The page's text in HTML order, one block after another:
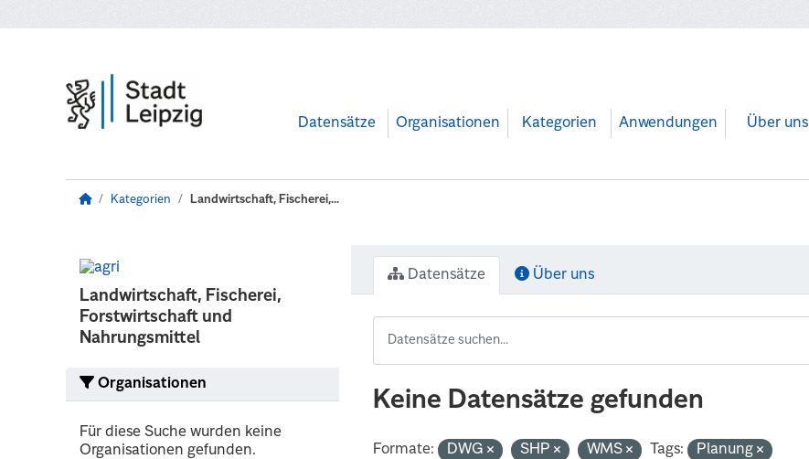
Datensätze Organisationen Kategorien Anwendungen Über uns
Kategorien Landwirtschaft, Fischerei,...
Landwirtschaft, Fischerei,
Forstwirtschaft und
Nahrungsmittel
Organisationen
Für diese Suche wurden keine
Organisationen gefunden.
Datensätze Über uns
Keine Datensätze gefunden
Formate: DWG SHP WMS Tags:
Planung